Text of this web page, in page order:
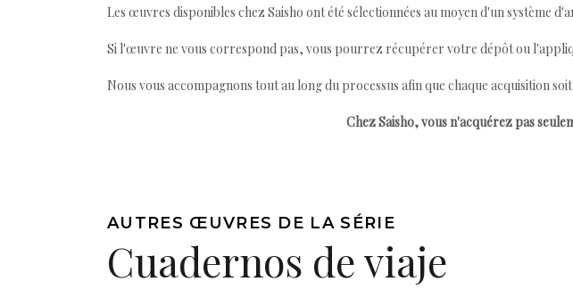
Les œuvres disponibles chez Saisho ont été sélectionnées au moyen d'un système
Si l'œuvre ne vous correspond pas, vous pourrez récupérer votre dépôt ou
Nous vous accompagnons tout au long du processus afin que chaque acquisition
Chez Saisho, vous n'acquérez pas
AUTRES ŒUVRES DE LA SÉRIE
Cuadernos de viaje